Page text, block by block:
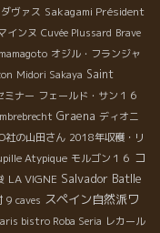
ヴァス Sakagami Président
インヌ Cuvée Plussard Brave
mamagoto オジル・フランジャ
Midori Sakaya Saint
ミナー フェールド・サン１６
Graena ディオニ
社の山田さん 2018年収穫・リ
Atypique モルゴン１６ コ
LA VIGNE Salvador Batlle
9 caves スペイン自然派ワ
bistro Roba Seria レカール